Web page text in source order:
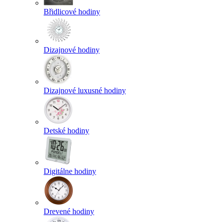
Břidlicové hodiny
Dizajnové hodiny
Dizajnové luxusné hodiny
Detské hodiny
Digitálne hodiny
Drevené hodiny